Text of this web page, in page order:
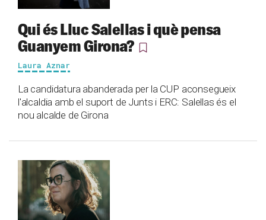
Qui és Lluc Salellas i què pensa
Guanyem Girona?
Laura Aznar
La candidatura abanderada per la CUP aconsegueix
l'alcaldia amb el suport de Junts i ERC: Salellas és el
nou alcalde de Girona